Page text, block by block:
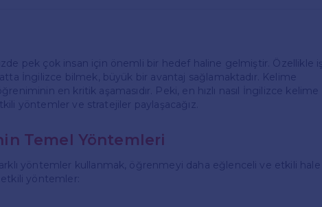
pek çok insan için önemli bir hedef haline gelmiştir. Özellikle iş
İngilizce bilmek, büyük bir avantaj sağlamaktadır. Kelime
en kritik aşamasıdır. Peki, en hızlı nasıl İngilizce kelime
yöntemler ve stratejiler paylaşacağız.
Temel Yöntemleri
yöntemler kullanmak, öğrenmeyi daha eğlenceli ve etkili hale
yöntemler: